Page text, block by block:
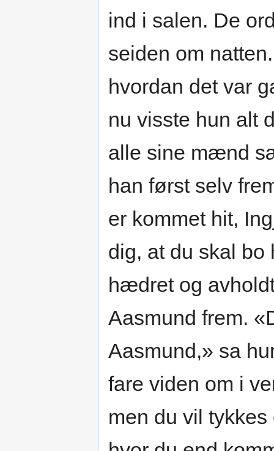
ind i salen. De
seiden om
hvordan det var
nu visste hun alt
alle sine mænd
han først selv
er kommet hit,
dig, at du skal
hædret og
Aasmund frem.
Aasmund,» sa
fare viden om i
men du vil